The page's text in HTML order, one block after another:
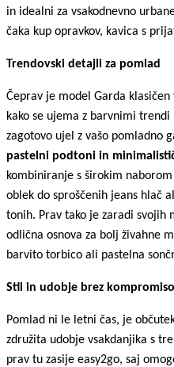
in idealni za vsakodnevno
čaka kup opravkov, kavica s
Trendovski detajli za pomlad
Čeprav je model Garda
kako se ujema z barvnimi
zagotovo ujel z vašo pomladno
pastelni podtoni in
kombiniranje s širokim
oblek do sproščenih jeans hlač
tonih. Prav tako je zaradi svojih
odlična osnova za bolj živahne
barvito torbico ali pastelna
Stil in udobje brez
Pomlad ni le letni čas, je
združita udobje vsakdanjika s
prav tu zasije easy2go, saj